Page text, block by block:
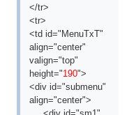
</tr>
<tr>
<td id="MenuTxT"
align="center"
valign="top"
height="190">
<div id="submenu"
align="center">